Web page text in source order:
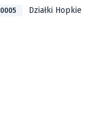
0005 Działki Hopkie